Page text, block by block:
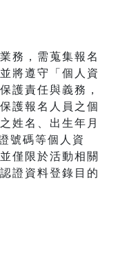
務，需蒐集報名
將遵守「個人資
護責任與義務，
護報名人員之個
姓名、出生年月
號碼等個人資
僅限於活動相關
證資料登錄目的